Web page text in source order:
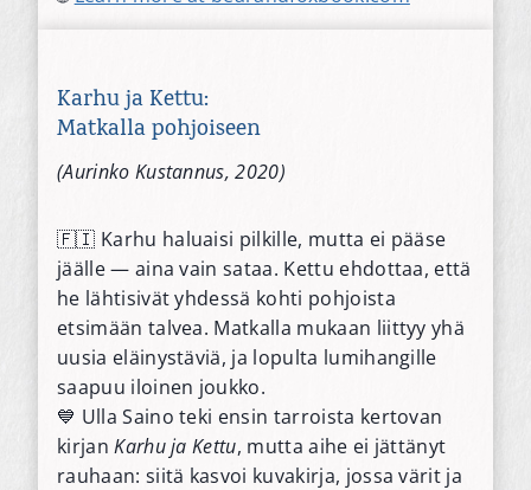
Karhu ja Kettu:
Matkalla pohjoiseen
(Aurinko Kustannus, 2020)
🇫🇮 Karhu haluaisi pilkille, mutta ei pääse
jäälle — aina vain sataa. Kettu ehdottaa, että
he lähtisivät yhdessä kohti pohjoista
etsimään talvea. Matkalla mukaan liittyy yhä
uusia eläinystäviä, ja lopulta lumihangille
saapuu iloinen joukko.
💙 Ulla Saino teki ensin tarroista kertovan
kirjanKarhu ja Kettu, mutta aihe ei jättänyt
rauhaan: siitä kasvoi kuvakirja, jossa värit ja